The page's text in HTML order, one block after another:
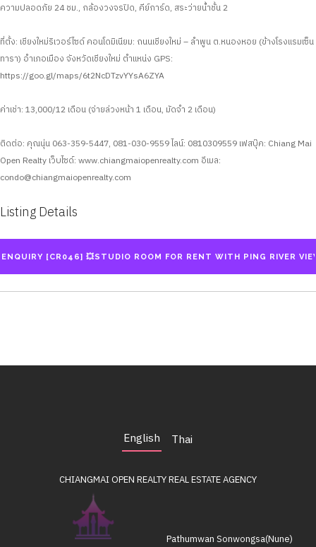
ความปลอดภัย 24 ชม., กล้องวงจรปิด, คีย์การ์ด, สระว่ายน้ำชั้น 2
ที่ตั้ง: เชียงใหม่ริเวอร์ไซด์ คอนโดมิเนียม: ถนนเชียงใหม่ – ลำพูน ต.หนองหอย (ข้างโรงแรมเซ็น
ทารา) อำเภอเมือง จังหวัดเชียงใหม่ ตำแหน่ง GPS:
https://goo.gl/maps/6t2NcDTzvYYsA6ZYA
ค่าเช่า: 13,000/12 เดือน (จ่ายล่วงหน้า 1 เดือน, มัดจำ 2 เดือน)
ติดต่อ: คุณนุ่น 063-359-5447, 081-030-9559ไลน์: 0810309559 เฟสบุ๊ค: Chiang Mai
Open Realty เว็บไซด์: www.chiangmaiopenrealty.com อีเมล:
condo@chiangmaiopenrealty.com
Listing Details
English Thai
CHIANGMAI OPEN REALTYREAL ESTATE AGENCY
Pathumwan Sonwongsa(Nune)